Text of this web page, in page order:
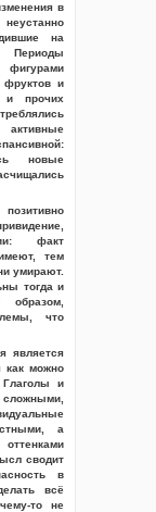
в
на
Периоды
фигурами
фруктов и
и прочих
новые
факт
тем
умирают.
тогда и
что
является
как можно
Глаголы и
а
сводит
в
всё
то не